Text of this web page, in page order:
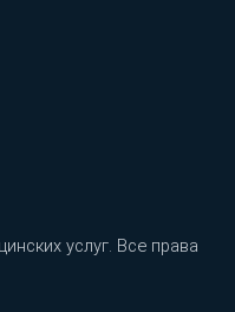
услуг. Все права